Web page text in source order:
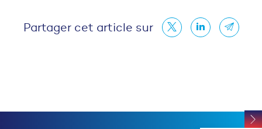
Partager cet article sur